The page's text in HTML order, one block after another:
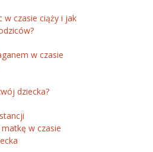
w czasie ciąży i jak
w czasie
dziecka?
w czasie